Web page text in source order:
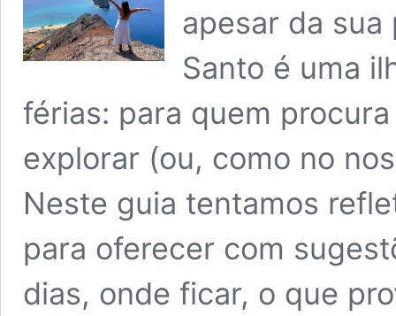
apesar da
Santo é uma
férias: para quem
explorar (ou, como no
Neste guia tentamos
para oferecer com
dias, onde ficar, o que